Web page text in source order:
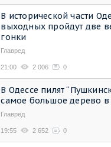
В исторической части
выходных пройдут две
гонки
Главред
21:00 2 006 0
В Одессе пилят
самое большое дерево в
Главред
19:55 2 652 0